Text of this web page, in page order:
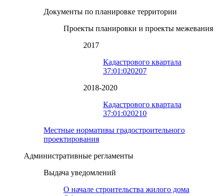
Документы по планировке территории
Проекты планировки и проекты межевания
2017
Кадастрового квартала
37:01:020207
2018-2020
Кадастрового квартала
37:01:020210
Местные нормативы градостроительного
проектирования
Административные регламенты
Выдача уведомлений
О начале строительства жилого дома